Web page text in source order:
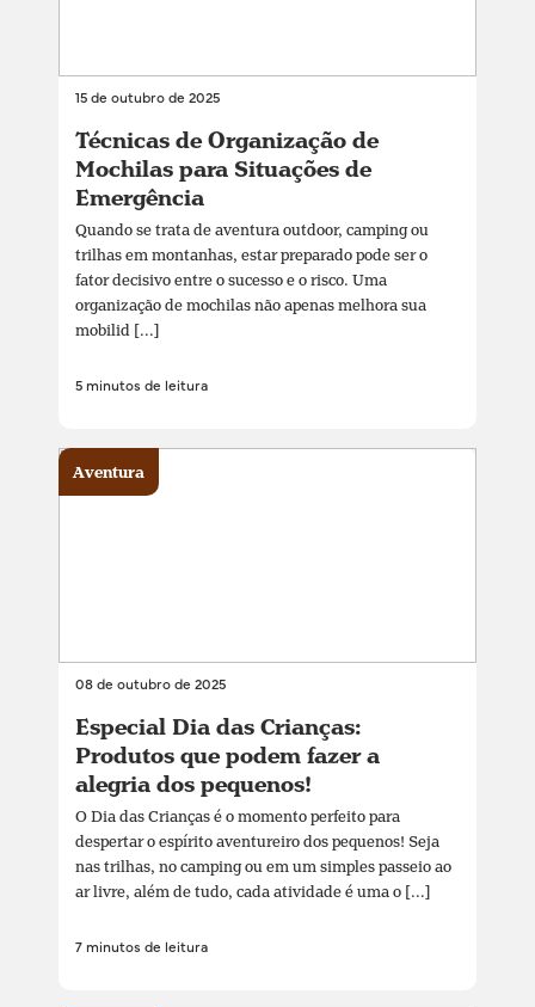
15 de outubro de 2025
Técnicas de Organização de
Mochilas para Situações de
Emergência
Quando se trata de aventura outdoor, camping ou
trilhas em montanhas, estar preparado pode ser o
fator decisivo entre o sucesso e o risco. Uma
organização de mochilas não apenas melhora sua
mobilid [...]
5 minutos de leitura
08 de outubro de 2025
Especial Dia das Crianças:
Produtos que podem fazer a
alegria dos pequenos!
O Dia das Crianças é o momento perfeito para
despertar o espírito aventureiro dos pequenos! Seja
nas trilhas, no camping ou em um simples passeio ao
ar livre, além de tudo, cada atividade é uma o [...]
7 minutos de leitura
Aventura